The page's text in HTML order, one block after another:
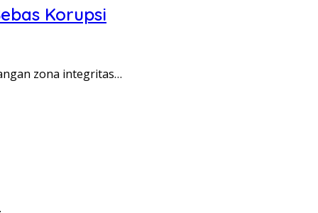
Korupsi
zona integritas…